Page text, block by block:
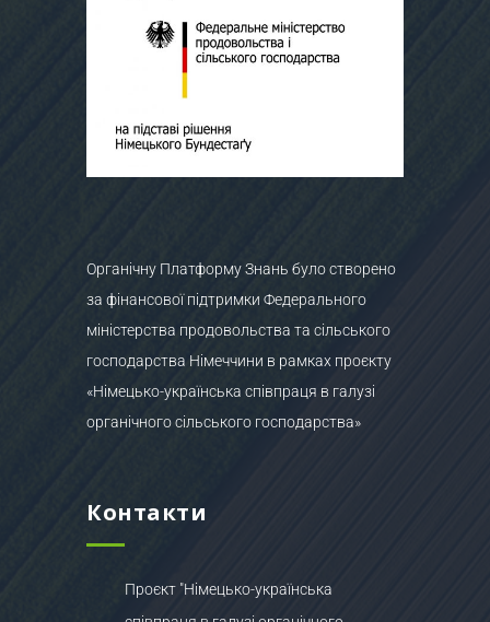
Органічну Платформу Знань було створено
за фінансової підтримки Федерального
міністерства продовольства та сільського
господарства Німеччини в рамках проєкту
«Німецько-українська співпраця в галузі
органічного сільського господарства»
Контакти
Проєкт "Німецько-українська